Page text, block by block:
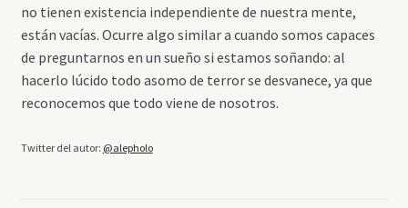
no tienen existencia independiente de nuestra mente,
están vacías. Ocurre algo similar a cuando somos capaces
de preguntarnos en un sueño si estamos soñando: al
hacerlo lúcido todo asomo de terror se desvanece, ya que
reconocemos que todo viene de nosotros.
Twitter del autor: @alepholo